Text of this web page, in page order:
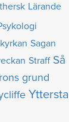
Lärande
Sagan
Straff Så
grund
Yttersta